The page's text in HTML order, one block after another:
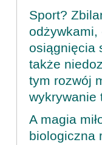
Sport?
odżywkami,
osiągnięcia
także
tym rozwój
wykrywanie
A magia
biologiczna